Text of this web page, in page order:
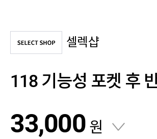
셀렉샵
118 기능성 포켓 후
33,000 원